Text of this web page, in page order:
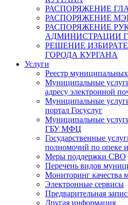
РАСПОРЯЖЕНИЕ
РАСПОРЯЖЕНИЕ
РАСПОРЯЖЕНИЕ
АДМИНИСТРАЦИИ
РЕШЕНИЕ
ГОРОДА КУРГАНА
Услуги
Реестр
Муниципальные
адресу электронной
Муниципальные
портал Госуслуг
Муниципальные
ГБУ МФЦ
Государственные
полномочий по опеке
Меры поддержки СВО
Перечень видов
Мониторинг качества
Электронные сервисы
Предварительная
Другая информация